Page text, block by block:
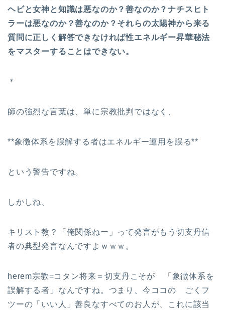
ヘビと女神と知識は悪なのか？善なのか？ナチスヒト
ラーは悪なのか？善なのか？それらの太陽神から来る
質問に正しく解答できなければ性エネルギー昇華秘法
をマスターすることはできない。
＊
師の強烈な言葉は、単に宗教批判ではなく、
**象徴体系を誤解する者はエネルギー運用を誤る**
という警告ですね。
しかしね、
キリスト教？「俺関係ねー」って発言がもう切支丹信
者の典型発言なんですよｗｗｗ。
herem宗教=コタン将来＝切支丹こそが 「象徴体系を
誤解する者」なんですね。つまり、今ココの ごくフ
ツーの「いい人」善良なすべてのお人が、これに該当